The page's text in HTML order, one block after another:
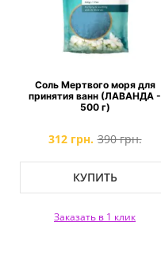
Соль Мертвого моря для
принятия ванн (ЛАВАНДА -
500 г)
312 грн. 390 грн.
КУПИТЬ
Заказать в 1 клик